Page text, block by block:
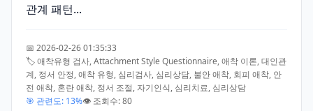
관계 패턴...
📅 2026-02-26 01:35:33
🏷️ 애착유형 검사, Attachment Style Questionnaire, 애착 이론, 대인관
계, 정서 안정, 애착 유형, 심리검사, 심리상담, 불안 애착, 회피 애착, 안
전 애착, 혼란 애착, 정서 조절, 자기인식, 심리치료, 심리상담
🎯 관련도: 13%👁️ 조회수: 80